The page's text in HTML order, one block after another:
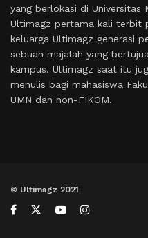
yang berlokasi di Universitas
Ultimagz pertama kali terbit
keluarga Ultimagz generasi
sebuah majalah yang
kampus. Ultimagz saat itu
menulis bagi mahasiswa
UMN dan non-FIKOM.
© Ultimagz 2021